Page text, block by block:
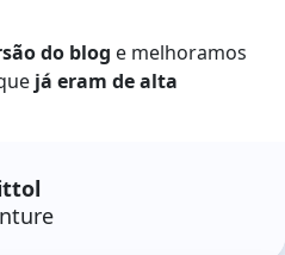
do blog e melhoramos
já eram de alta